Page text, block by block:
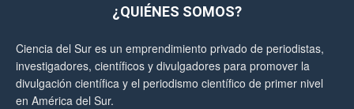
¿QUIÉNES SOMOS?
Ciencia del Sur es un emprendimiento privado de periodistas,
investigadores, científicos y divulgadores para promover la
divulgación científica y el periodismo científico de primer nivel
en América del Sur.